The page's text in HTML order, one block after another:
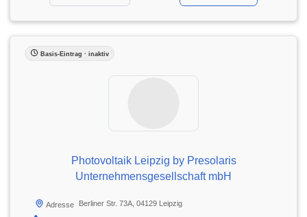
Basis-Eintrag · inaktiv
Photovoltaik Leipzig by Presolaris
Unternehmensgesellschaft mbH
Adresse Berliner Str. 73A, 04129 Leipzig